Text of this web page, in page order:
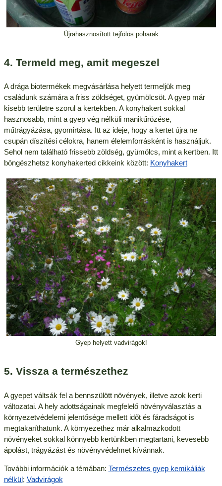
Újrahasznosított tejfölös poharak
4. Termeld meg, amit megeszel
A drága biotermékek megvásárlása helyett termeljük meg
családunk számára a friss zöldséget, gyümölcsöt. A gyep már
kisebb területre szorul a kertekben. A konyhakert sokkal
hasznosabb, mint a gyep vég nélküli manikűrözése,
műtrágyázása, gyomirtása. Itt az ideje, hogy a kertet újra ne
csupán díszítési célokra, hanem élelemforrásként is használjuk.
Sehol nem található frissebb zöldség, gyümölcs, mint a kertben. Itt
böngészhetsz konyhakerted cikkeink között: Konyhakert
Gyep helyett vadvirágok!
5. Vissza a természethez
A gyepet váltsák fel a bennszülött növények, illetve azok kerti
változatai. A hely adottságainak megfelelő növényválasztás a
környezetvédelemi jelentősége mellett időt és fáradságot is
megtakaríthatunk. A környezethez már alkalmazkodott
növényeket sokkal könnyebb kertünkben megtartani, kevesebb
ápolást, trágyázást és növényvédelmet kívánnak.
További információk a témában: Természetes gyep kemikáliák
nélkül; Vadvirágok